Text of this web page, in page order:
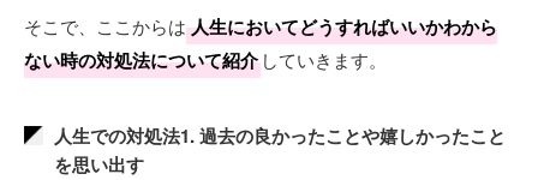
そこで、ここからは 人生においてどうすればいいかわから
ない時の対処法について紹介 していきます。
人生での対処法1. 過去の良かったことや嬉しかったこと
を思い出す